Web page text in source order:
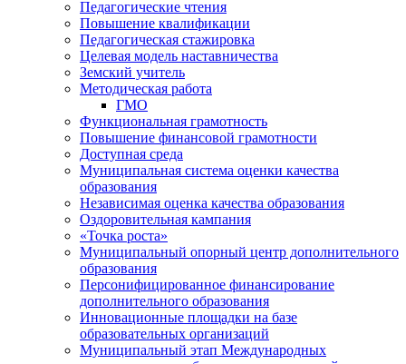
Педагогические чтения
Повышение квалификации
Педагогическая стажировка
Целевая модель наставничества
Земский учитель
Методическая работа
ГМО
Функциональная грамотность
Повышение финансовой грамотности
Доступная среда
Муниципальная система оценки качества
образования
Независимая оценка качества образования
Оздоровительная кампания
«Точка роста»
Муниципальный опорный центр дополнительного
образования
Персонифицированное финансирование
дополнительного образования
Инновационные площадки на базе
образовательных организаций
Муниципальный этап Международных